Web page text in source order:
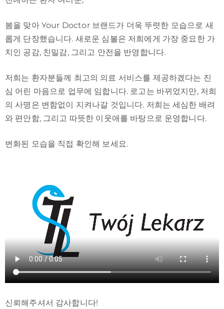
봄을 맞아 Your Doctor 브랜드가 더욱 뚜렷한 모습으로 새
롭게 단장했습니다. 새로운 심볼은 저희에게 가장 중요한 가
치인 공감, 친밀감, 그리고 안전을 반영합니다.
저희는 환자분들께 최고의 의료 서비스를 제공하겠다는 진
심 어린 마음으로 업무에 임합니다. 로고는 바뀌었지만, 저희
의 사명은 변함없이 지켜나갈 것입니다. 저희는 세심한 배려
와 편안함, 그리고 따뜻한 이웃애를 바탕으로 운영합니다.
변화된 모습을 직접 확인해 보세요.
신뢰해주셔서 감사합니다!